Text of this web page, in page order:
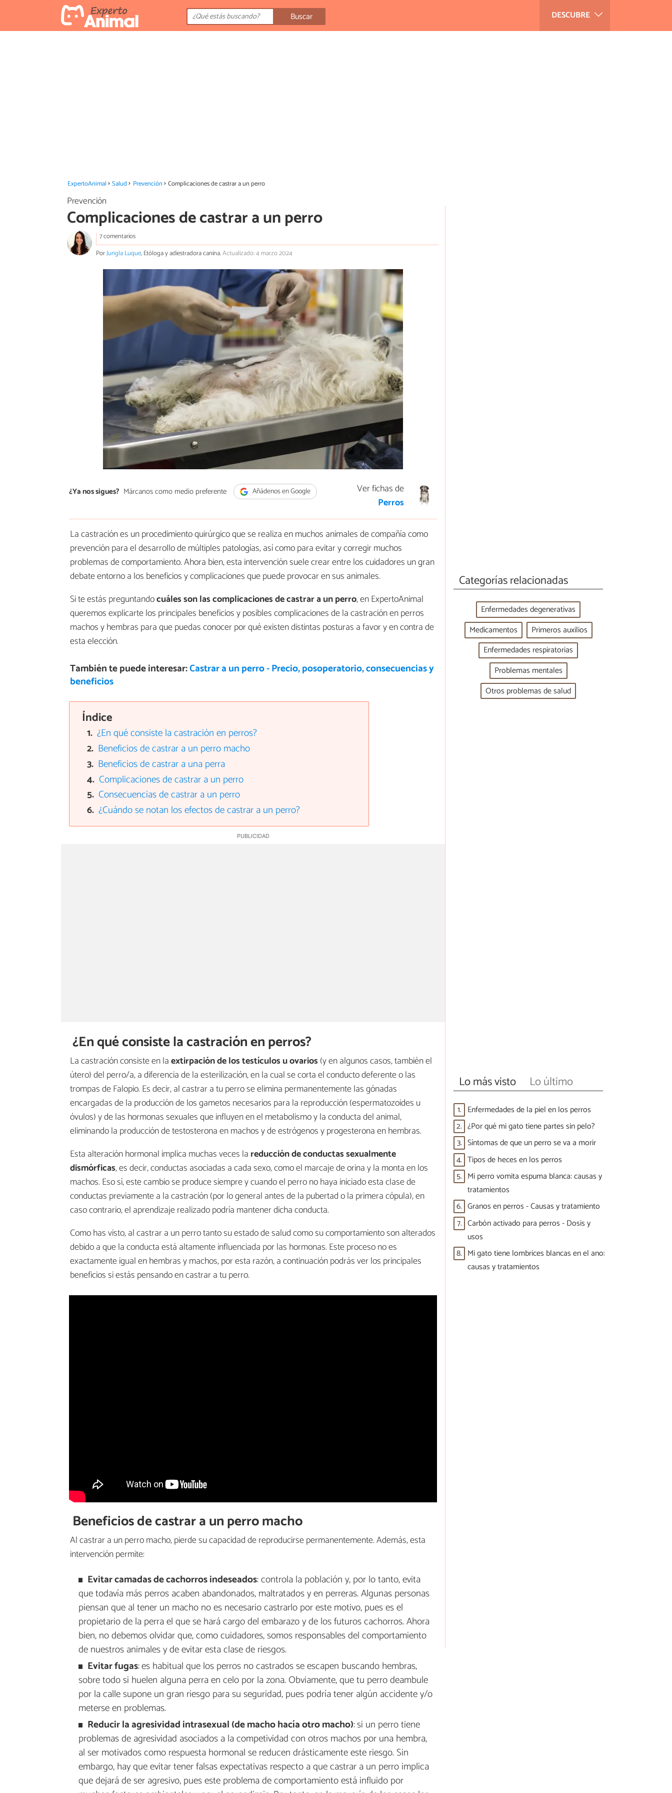
DESCUBRE
Buscar
ExpertoAnimal Salud Prevención Complicaciones de castrar a un perro
Prevención
Complicaciones de castrar a un perro
7 comentarios
PorJungla Luque, Etóloga y adiestradora canina.Actualizado: 4 marzo 2024
¿Ya nos sigues? Márcanos como medio preferente Añádenos en Google
Ver fichas de
Perros
La castración es un procedimiento quirúrgico que se realiza en muchos animales de compañía como
prevención para el desarrollo de múltiples patologías, así como para evitar y corregir muchos
problemas de comportamiento. Ahora bien, esta intervención suele crear entre los cuidadores un gran
debate entorno a los beneficios y complicaciones que puede provocar en sus animales.
Si te estás preguntandocuáles son lascomplicaciones de castrar a un perro, en ExpertoAnimal
queremos explicarte los principales beneficios y posibles complicaciones de la castración en perros
machos y hembras para que puedas conocer por qué existen distintas posturas a favor y en contra de
esta elección.
También te puede interesar:Castrar a un perro - Precio, posoperatorio, consecuencias y
beneficios
Índice
¿En qué consiste la castración en perros?
Beneficios de castrar a un perro macho
Beneficios de castrar a una perra
Complicaciones de castrar a un perro
Consecuencias de castrar a un perro
¿Cuándo se notan los efectos de castrar a un perro?
¿En qué consiste la castración en perros?
La castración consiste en laextirpación de los testículos u ovarios (y en algunos casos, también el
útero)del perro/a, a diferencia de la esterilización, en la cual se corta el conducto deferente o las
trompas de Falopio. Es decir, al castrar a tu perro se elimina permanentemente las gónadas
encargadas de la producción de los gametos necesarios para la reproducción (espermatozoides u
óvulos) y de las hormonas sexuales que influyen en el metabolismo y la conducta del animal,
eliminando la producción de testosterona en machos y de estrógenos y progesterona en hembras.
Esta alteración hormonal implica muchas veces la reducción de conductas sexualmente
dismórficas, es decir, conductas asociadas a cada sexo, como el marcaje de orina y la monta en los
machos. Eso sí, este cambio se produce siempre y cuando el perro no haya iniciado esta clase de
conductas previamente a la castración (por lo general antes de la pubertad o la primera cópula), en
caso contrario, el aprendizaje realizado podría mantener dicha conducta.
Como has visto, al castrar a un perro tanto su estado de salud como su comportamiento son alterados
debido a que la conducta está altamente influenciada por las hormonas. Este proceso no es
exactamente igual en hembras y machos, por esta razón, a continuación podrás ver los principales
beneficios si estás pensando en castrar a tu perro.
Beneficios de castrar a un perro macho
Al castrar a un perro macho, pierde su capacidad de reproducirse permanentemente. Además, esta
intervención permite:
Evitar camadas de cachorros indeseados: controla la población y, por lo tanto, evita
que todavía más perros acaben abandonados, maltratados y en perreras. Algunas personas
piensan que al tener un macho no es necesario castrarlo por este motivo, pues es el
propietario de la perra el que se hará cargo del embarazo y de los futuros cachorros. Ahora
bien, no debemos olvidar que, como cuidadores, somos responsables del comportamiento
de nuestros animales y de evitar esta clase de riesgos.
Evitar fugas:es habitual que los perros no castrados se escapen buscando hembras,
sobre todo si huelen alguna perra en celo por la zona. Obviamente, que tu perro deambule
por la calle supone un gran riesgo para su seguridad, pues podría tener algún accidente y/o
meterse en problemas.
Reducir la agresividad intrasexual (de macho hacía otro macho):si un perro tiene
problemas de agresividad asociados a la competividad con otros machos por una hembra,
al ser motivados como respuesta hormonal se reducen drásticamente este riesgo. Sin
embargo, hay que evitar tener falsas expectativas respecto a que castrar a un perro implica
que dejará de ser agresivo, pues este problema de comportamiento está influido por
Categorías relacionadas
Enfermedades degenerativas
Medicamentos
Primeros auxilios
Enfermedades respiratorias
Problemas mentales
Otros problemas de salud
Lo más visto Lo último
1. Enfermedades de la piel en los perros
2. ¿Por qué mi gato tiene partes sin pelo?
3. Síntomas de que un perro se va a morir
4. Tipos de heces en los perros
5. Mi perro vomita espuma blanca: causas y
tratamientos
6. Granos en perros - Causas y tratamiento
7. Carbón activado para perros - Dosis y
usos
8. Mi gato tiene lombrices blancas en el ano:
causas y tratamientos